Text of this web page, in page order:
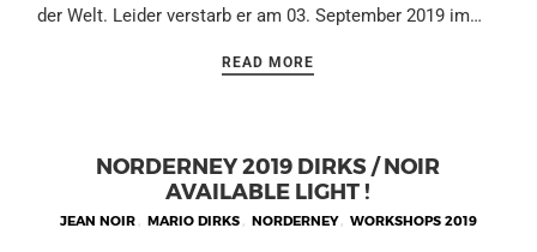
der Welt. Leider verstarb er am 03. September 2019 im…
READ MORE
NORDERNEY 2019 DIRKS / NOIR
AVAILABLE LIGHT !
JEAN NOIR , MARIO DIRKS , NORDERNEY , WORKSHOPS 2019